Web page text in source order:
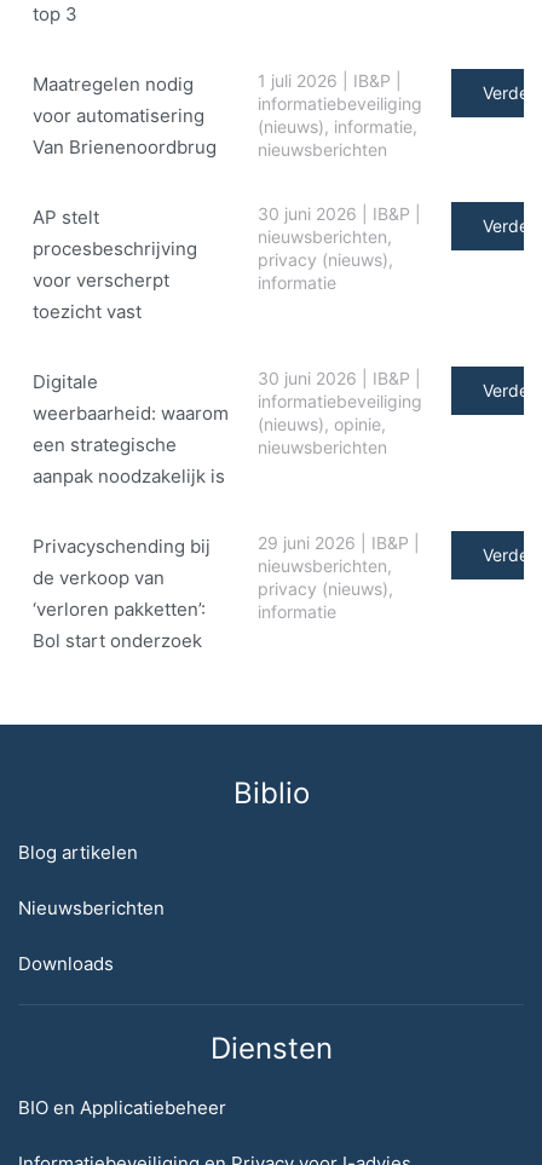
top 3
Maatregelen nodig
voor automatisering
Van Brienenoordbrug
1 juli 2026 IB&P
informatiebeveiliging
(nieuws), informatie,
nieuwsberichten
Verder
AP stelt
procesbeschrijving
voor verscherpt
toezicht vast
30 juni 2026 IB&P
nieuwsberichten,
privacy (nieuws),
informatie
Verder
Digitale
weerbaarheid: waarom
een strategische
aanpak noodzakelijk is
30 juni 2026 IB&P
informatiebeveiliging
(nieuws), opinie,
nieuwsberichten
Verder
Privacyschending bij
de verkoop van
‘verloren pakketten’:
Bol start onderzoek
29 juni 2026 IB&P
nieuwsberichten,
privacy (nieuws),
informatie
Verder
Biblio
Blog artikelen
Nieuwsberichten
Downloads
Diensten
BIO en Applicatiebeheer